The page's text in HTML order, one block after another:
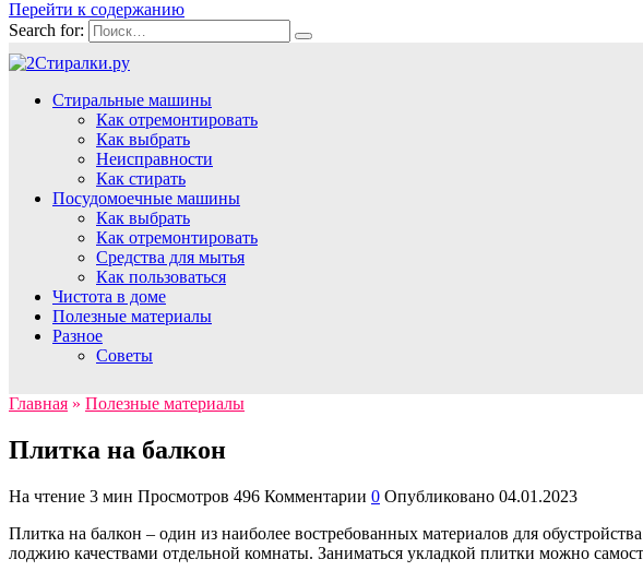
Перейти к содержанию
Search for:
Стиральные машины
Как отремонтировать
Как выбрать
Неисправности
Как стирать
Посудомоечные машины
Как выбрать
Как отремонтировать
Средства для мытья
Как пользоваться
Чистота в доме
Полезные материалы
Разное
Советы
Главная » Полезные материалы
Плитка на балкон
На чтение 3 мин Просмотров 496 Комментарии 0 Опубликовано 04.01.2023
Плитка на балкон – один из наиболее востребованных материалов для
лоджию качествами отдельной комнаты. Заниматься укладкой плитки можно